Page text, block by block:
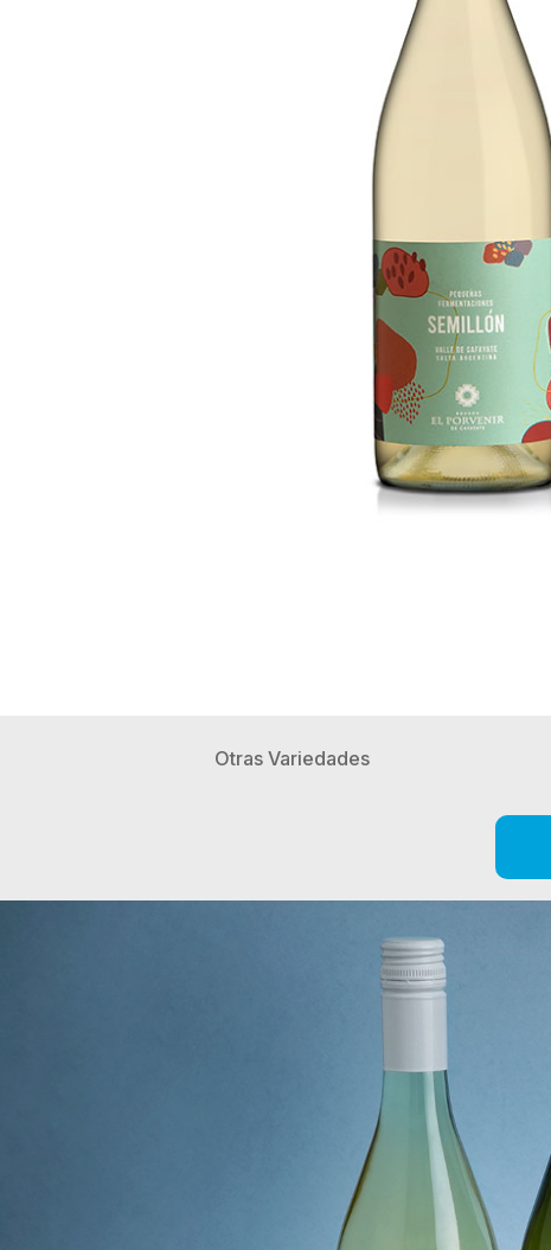
Otras Variedades